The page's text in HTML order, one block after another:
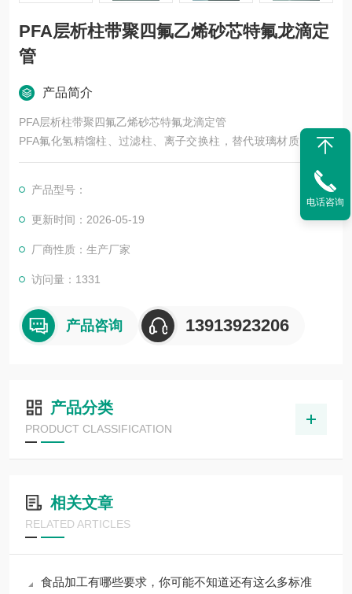
PFA层析柱带聚四氟乙烯砂芯特氟龙滴定
管
产品简介
PFA层析柱带聚四氟乙烯砂芯特氟龙滴定管
PFA氟化氢精馏柱、过滤柱、离子交换柱，替代玻璃材质，耐腐
蚀，尺寸可定制
产品型号：
更新时间：2026-05-19
厂商性质：生产厂家
访问量：1331
产品咨询 13913923206
产品分类
PRODUCT CLASSIFICATION
相关文章
RELATED ARTICLES
食品加工有哪些要求，你可能不知道还有这么多标准
电话咨询